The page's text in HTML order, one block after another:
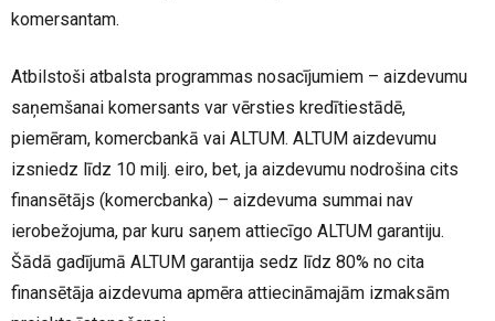
komersantam.
Atbilstoši atbalsta programmas nosacījumiem – aizdevumu
saņemšanai komersants var vērsties kredītiestādē,
piemēram, komercbankā vai ALTUM. ALTUM aizdevumu
izsniedz līdz 10 milj. eiro, bet, ja aizdevumu nodrošina cits
finansētājs (komercbanka) – aizdevuma summai nav
ierobežojuma, par kuru saņem attiecīgo ALTUM garantiju.
Šādā gadījumā ALTUM garantija sedz līdz 80% no cita
finansētāja aizdevuma apmēra attiecināmajām izmaksām